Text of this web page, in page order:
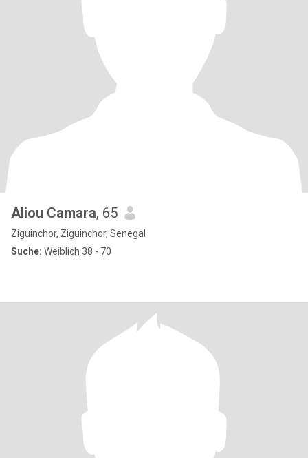
Aliou Camara, 65
Ziguinchor, Ziguinchor, Senegal
Suche: Weiblich 38 - 70